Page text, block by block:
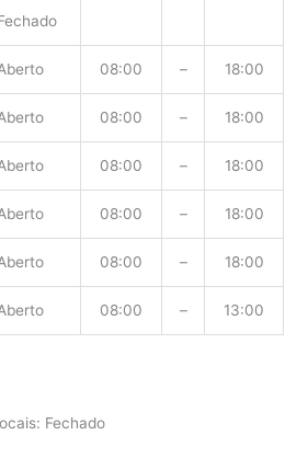
08:00 – 18:00
08:00 – 18:00
08:00 – 18:00
08:00 – 18:00
08:00 – 18:00
08:00 – 13:00
Fechado